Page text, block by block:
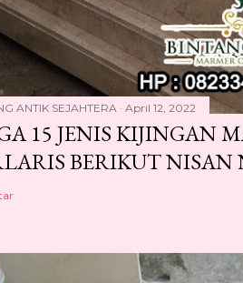
ANTIK SEJAHTERA April 12, 2022
15 JENIS KIJINGAN
BERIKUT NISAN